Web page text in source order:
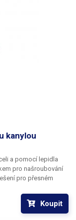
kanylou
a pomocí lepidla
pro našroubování
pro přesném
dvojitým závitem a
uchycení
Koupit